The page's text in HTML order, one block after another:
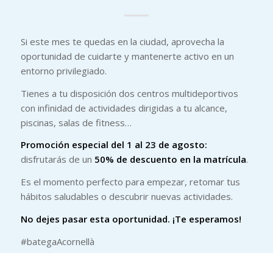
Si este mes te quedas en la ciudad, aprovecha la
oportunidad de cuidarte y mantenerte activo en un
entorno privilegiado.
Tienes a tu disposición dos centros multideportivos
con infinidad de actividades dirigidas a tu alcance,
piscinas, salas de fitness…
Promoción especial del 1 al 23 de agosto:
disfrutarás de un 50% de descuento en la matrícula.
Es el momento perfecto para empezar, retomar tus
hábitos saludables o descubrir nuevas actividades.
No dejes pasar esta oportunidad. ¡Te esperamos!
#bategaAcornellà